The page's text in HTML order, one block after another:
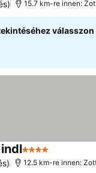
15.7 km-re innen:
4 Kategória
12.5 km-re innen: